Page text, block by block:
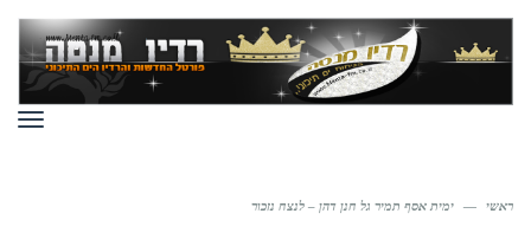
ראשי — ימית אסף תמיר גל חנן דהן – לנצח נזכור